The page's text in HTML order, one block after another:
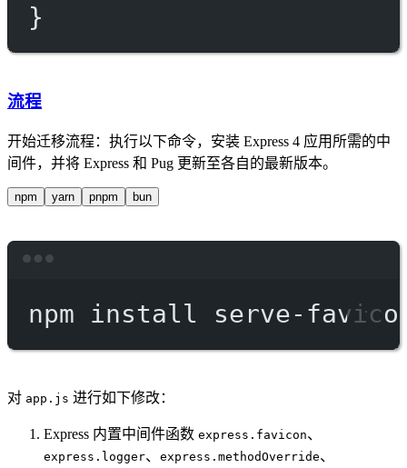
}
流程
开始迁移流程：执行以下命令，安装 Express 4 应用所需的中
间件，并将 Express 和 Pug 更新至各自的最新版本。
npm yarn pnpm bun
npm install serve-
对 app.js 进行如下修改：
Express 内置中间件函数 express.favicon、
express.logger、 express.methodOverride、